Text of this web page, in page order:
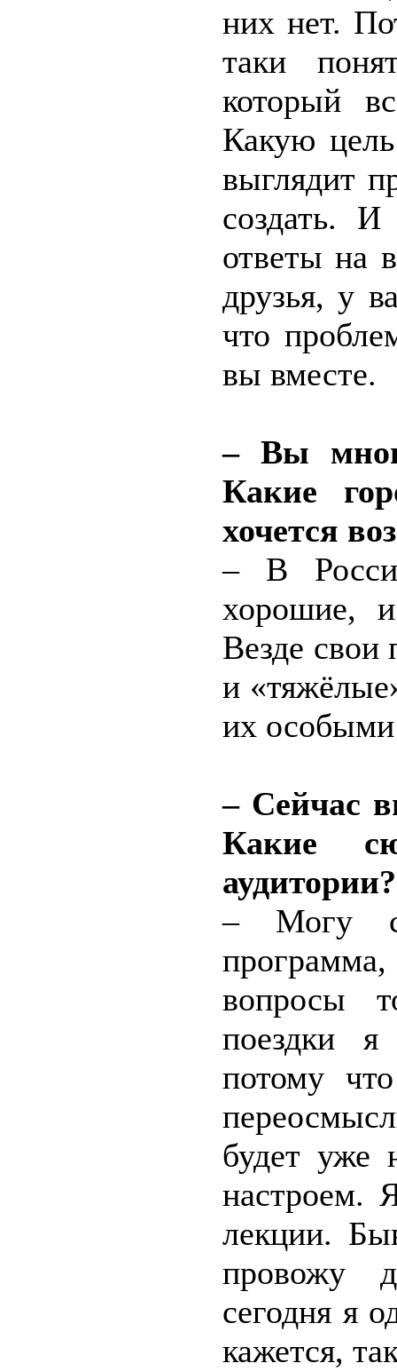
них нет.
таки
который
Какую
выглядит
создать.
ответы на
друзья, у
что
вы вместе.
– Вы
Какие
хочется
– В
хорошие,
Везде
и
их
– Сейчас
Какие
аудитории?
– Могу
вопросы
поездки я
потому
будет уже
настроем.
лекции.
провожу
сегодня я
кажется,